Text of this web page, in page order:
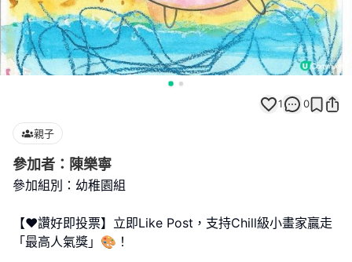
1 0
親子
參加者：陳樂寧
參加組別：幼稚園組
【❤️讚好即投票】立即Like Post，支持Chill級小畫家贏走
「最高人氣獎」🎨！